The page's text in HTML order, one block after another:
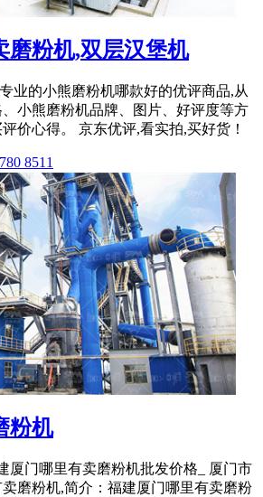
磨粉机,双层汉堡机
业的小熊磨粉机哪款好的优评商品,从
小熊磨粉机品牌、图片、好评度等方
价心得。 京东优评,看实拍,买好货！
8511
粉机
厦门哪里有卖磨粉机批发价格_ 厦门市
磨粉机,简介：福建厦门哪里有卖磨粉